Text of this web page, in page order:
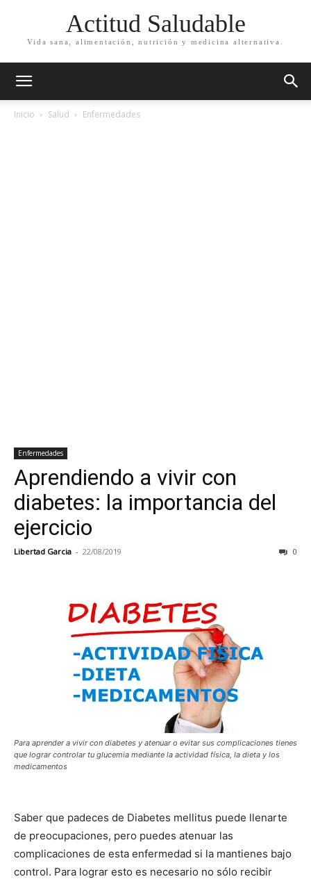
Actitud Saludable
Vida sana, alimentación, nutrición y medicina alternativa.
Inicio Salud Enfermedades
Enfermedades
Aprendiendo a vivir con
diabetes: la importancia del
ejercicio
Libertad Garcia - 22/08/2019 0
Para aprender a vivir con diabetes y atenuar o evitar sus complicaciones tienes
que lograr controlar tu glucemia mediante la actividad física, la dieta y los
medicamentos
Saber que padeces de Diabetes mellitus puede llenarte
de preocupaciones, pero puedes atenuar las
complicaciones de esta enfermedad si la mantienes bajo
control. Para lograr esto es necesario no sólo recibir